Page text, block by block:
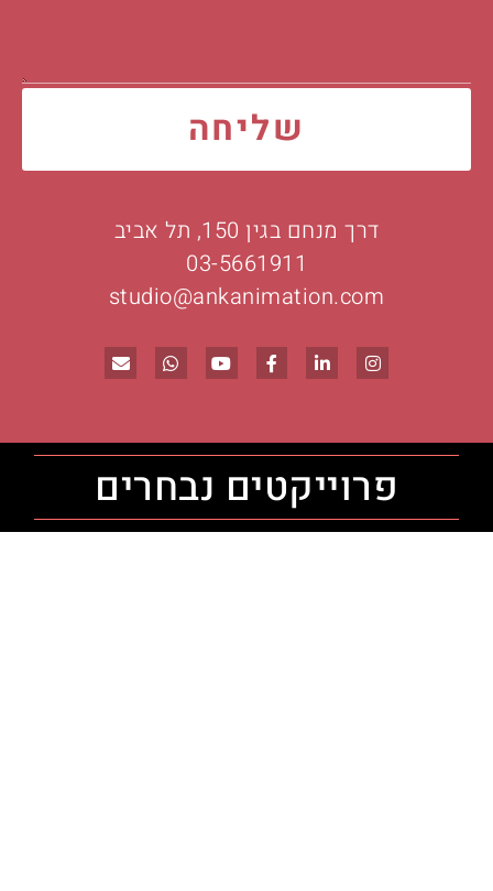
שליחה
דרך מנחם בגין 150, תל אביב
03-5661911
studio@ankanimation.com
פרוייקטים נבחרים